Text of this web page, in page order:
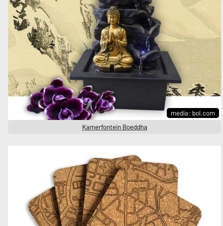
media: bol.com
Kamerfontein Boeddha